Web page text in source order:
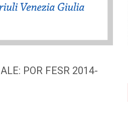
POR FESR 2014-